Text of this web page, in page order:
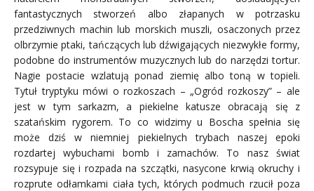
fantastycznych stworzeń albo złapanych w potrzasku
przedziwnych machin lub morskich muszli, osaczonych przez
olbrzymie ptaki, tańczących lub dźwigających niezwykłe formy,
podobne do instrumentów muzycznych lub do narzędzi tortur.
Nagie postacie wzlatują ponad ziemię albo toną w topieli.
Tytuł tryptyku mówi o rozkoszach – „Ogród rozkoszy” – ale
jest w tym sarkazm, a piekielne katusze obracają się z
szatańskim rygorem. To co widzimy u Boscha spełnia się
może dziś w niemniej piekielnych trybach naszej epoki
rozdartej wybuchami bomb i zamachów. To nasz świat
rozsypuje się i rozpada na szczątki, nasycone krwią okruchy i
rozprute odłamkami ciała tych, których podmuch rzucił poza